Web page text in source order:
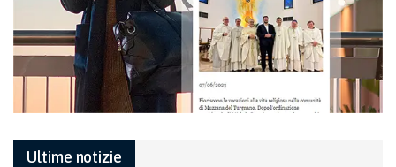
Ultime notizie